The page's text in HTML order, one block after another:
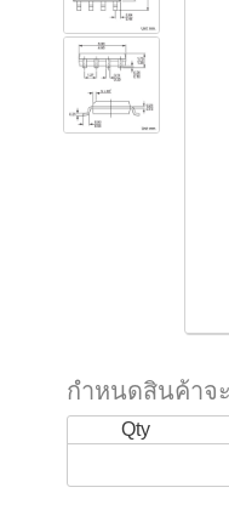
กำหนดสินค้าจ
Qty